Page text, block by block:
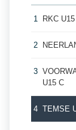
1 RKC
2
3
U15 C
4 TEMSE